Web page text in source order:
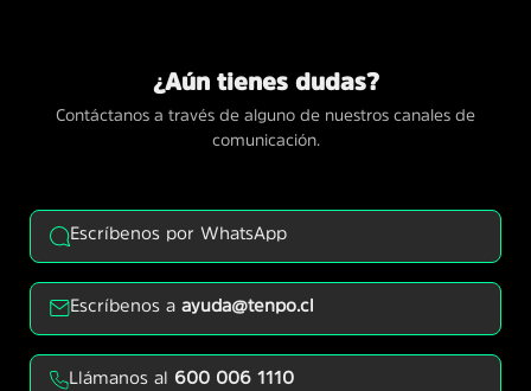
¿Aún tienes dudas?
Contáctanos a través de alguno de nuestros canales de
comunicación.
Escríbenos por WhatsApp
Escríbenos aayuda@tenpo.cl
Llámanos al 600 006 1110